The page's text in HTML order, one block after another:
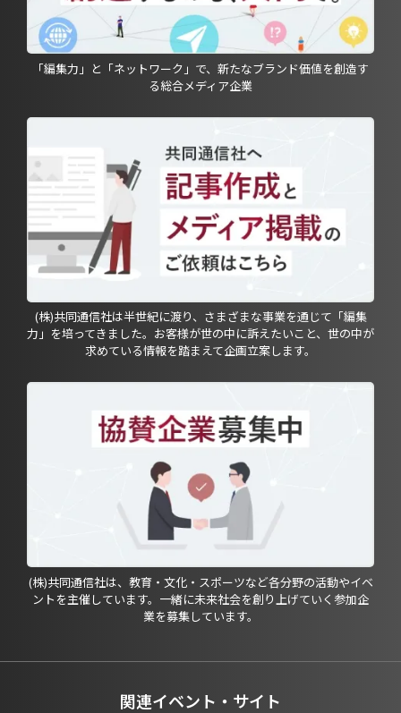
「編集力」と「ネットワーク」で、新たなブランド価値を創造す
る総合メディア企業
(株)共同通信社は半世紀に渡り、さまざまな事業を通じて「編集
力」を培ってきました。お客様が世の中に訴えたいこと、世の中が
求めている情報を踏まえて企画立案します。
(株)共同通信社は、教育・文化・スポーツなど各分野の活動やイベ
ントを主催しています。一緒に未来社会を創り上げていく参加企
業を募集しています。
関連イベント・サイト